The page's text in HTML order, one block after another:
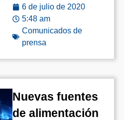
6 de julio de 2020
5:48 am
Comunicados de
prensa
Nuevas fuentes
de alimentación